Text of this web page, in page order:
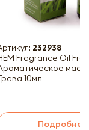
20шт
232938
Oil Fresh Grass
10мл
Подробнее